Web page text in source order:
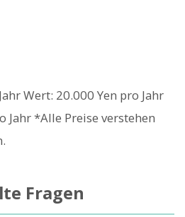
Wert: 20.000 Yen pro Jahr
Jahr *Alle Preise verstehen
Fragen